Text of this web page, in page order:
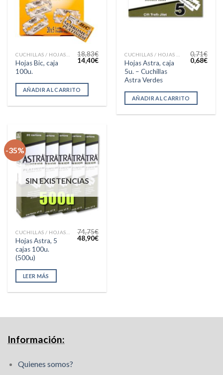
Hojas Bic, caja
100u.
18,83€
El
precio
18,83€.
14,40€El
AÑADIR AL CARRITO
Hojas Astra, caja
5u. – Cuchillas
Astra Verdes
0,71€
El
precio
0,68€El
AÑADIR AL CARRITO
-35%
SIN EXISTENCIAS
Hojas Astra, 5
cajas 100u.
(500u)
74,75€
El
precio
48,90€El
LEER MÁS
Información:
Quienes somos?